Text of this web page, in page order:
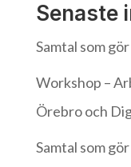
Senaste
Samtal som
Workshop –
Örebro och
Samtal som